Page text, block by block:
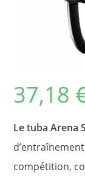
37,18
Le tuba Arena
compétition,